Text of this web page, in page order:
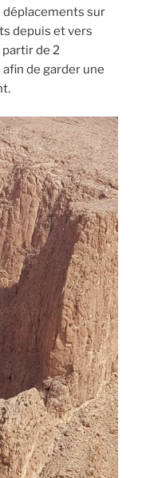
déplacements sur
depuis et vers
partir de 2
de garder une